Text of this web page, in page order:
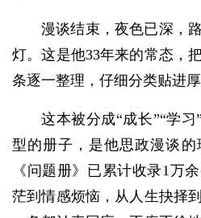
漫谈结束，夜色已深，
灯。这是他33年来的常态，
条逐一整理，仔细分类贴进
这本被分成“成长”“学习
型的册子，是他思政漫谈的
《问题册》已累计收录1万
茫到情感烦恼，从人生抉择